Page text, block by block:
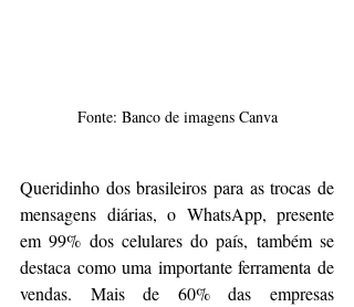
Fonte: Banco de imagens Canva
Queridinho dos brasileiros para as trocas de
mensagens diárias, o WhatsApp, presente
em 99% dos celulares do país, também se
destaca como uma importante ferramenta de
vendas. Mais de 60% das empresas